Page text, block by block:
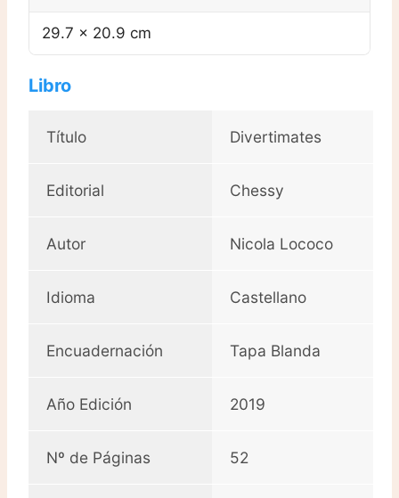
29.7 × 20.9 cm
Libro
Título Divertimates
Editorial Chessy
Autor Nicola Lococo
Idioma Castellano
Encuadernación Tapa Blanda
Año Edición 2019
Nº de Páginas 52